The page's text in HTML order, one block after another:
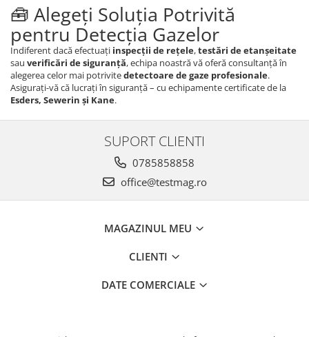
🧰 Alegeți Soluția Potrivită
pentru Detecția Gazelor
Indiferent dacă efectuați inspecții de rețele,testări de etanșeitate
sau verificări de siguranță, echipa noastră vă oferă consultanță în
alegerea celor mai potrivitedetectoare de gaze profesionale.
Asigurați-vă că lucrați în siguranță – cu echipamente certificate de la
Esders, Sewerin și Kane.
SUPORT CLIENTI
0785858858
office@testmag.ro
MAGAZINUL MEU
CLIENTI
DATE COMERCIALE